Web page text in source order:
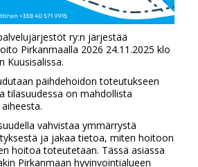
ry:n järjestää
Pirkanmaalla 2026 24.11.2025 klo
Kuusisalissa.
päihdehoidon toteutukseen
tilasuudessa on mahdollista
vahvistaa ymmärrystä
ja jakaa tietoa, miten hoitoon
hoitoa toteutetaan. Tässä asiassa
Pirkanmaan hyvinvointialueen